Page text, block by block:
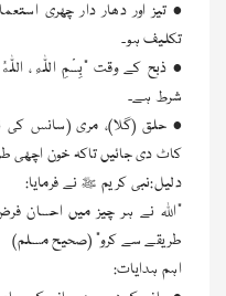
• تیز اور دھار دار چھری
تکلیف ہو۔
• ذبح کے وقت “بِسْمِ اللّٰهِ، اللّٰهُ
شرط ہے۔
کاٹ دی جائیں تاکہ خون اچھی
دلیل:نبی کریم ﷺ نے فرمایا:
“اللہ نے ہر چیز میں احسان
طریقے سے کرو” (صحیح مسلم)
اہم ہدایات: